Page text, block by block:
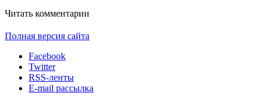
Читать комментарии
Полная версия сайта
Facebook
Twitter
RSS-ленты
E-mail рассылка